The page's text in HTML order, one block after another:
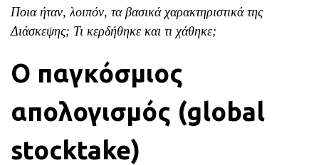
Ποια ήταν, λοιπόν, τα βασικά χαρακτηριστικά της
Διάσκεψης; Τι κερδήθηκε και τι χάθηκε;
Ο παγκόσμιος
απολογισμός (global
stocktake)